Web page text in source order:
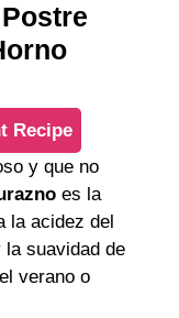
Recipe
y que no
es la
la acidez del
la suavidad de
verano o